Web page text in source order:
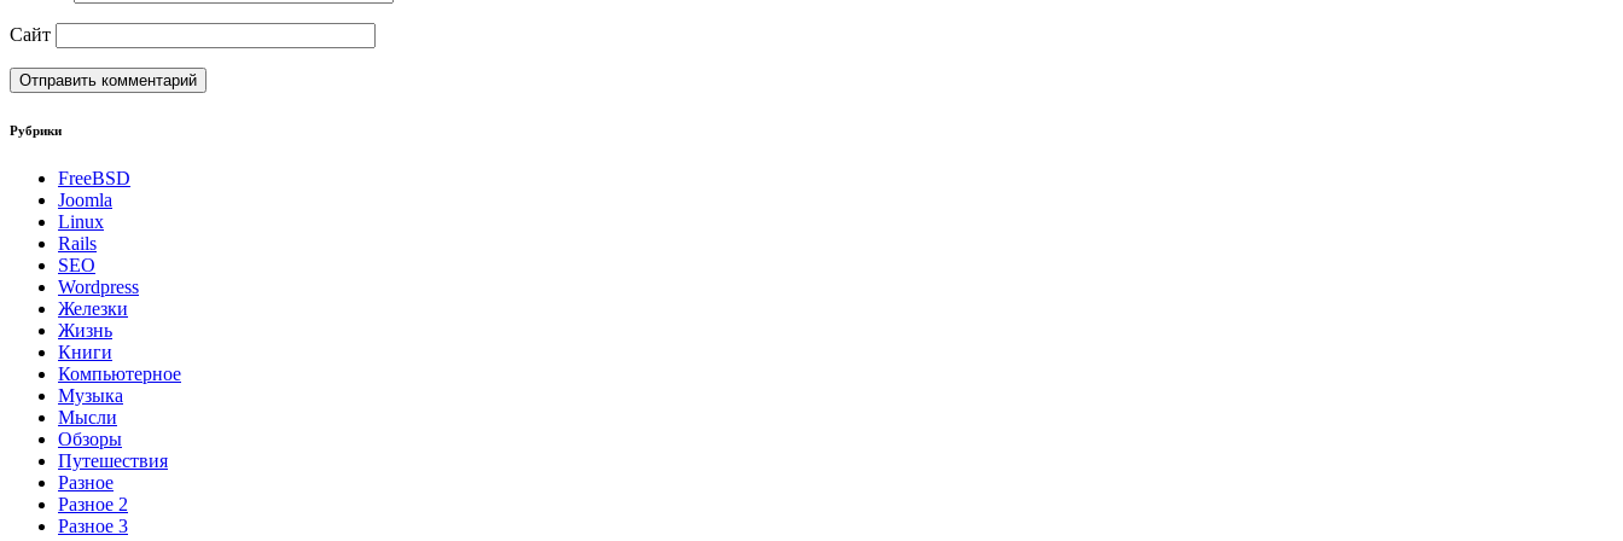
Сайт
Рубрики
FreeBSD
Joomla
Linux
Rails
SEO
Wordpress
Железки
Жизнь
Книги
Компьютерное
Музыка
Мысли
Обзоры
Путешествия
Разное
Разное 2
Разное 3